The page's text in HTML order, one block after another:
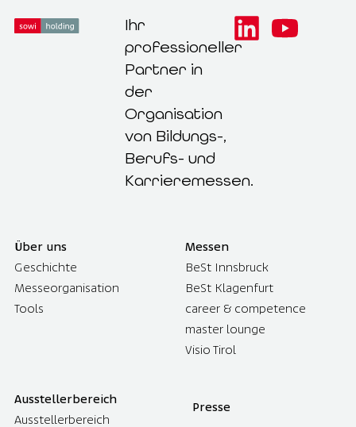
Ihr
professioneller
Partner in
der
Organisation
von Bildungs-,
Berufs- und
Karrieremessen.
Über uns
Geschichte
Messeorganisation
Tools
Messen
BeSt Innsbruck
BeSt Klagenfurt
career & competence
master lounge
Visio Tirol
Ausstellerbereich
Ausstellerbereich
Presse